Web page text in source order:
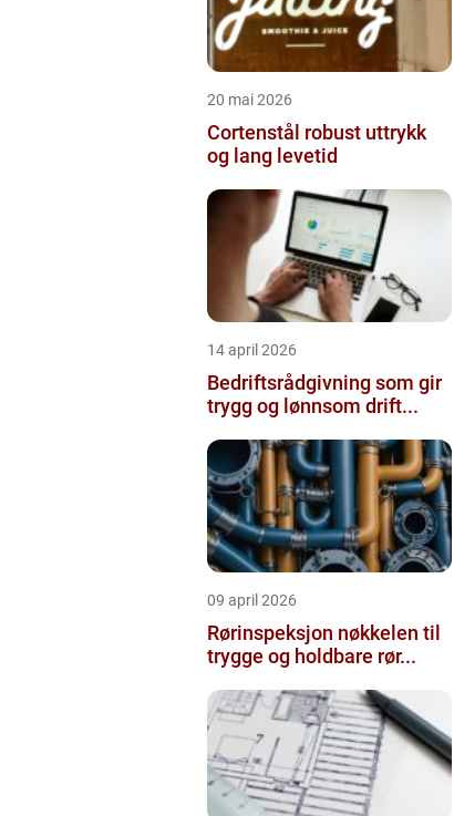
20 mai 2026
Cortenstål robust uttrykk
og lang levetid
14 april 2026
Bedriftsrådgivning som gir
trygg og lønnsom drift...
09 april 2026
Rørinspeksjon nøkkelen til
trygge og holdbare rør...